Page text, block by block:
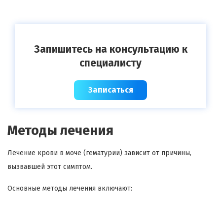
Запишитесь на консультацию к
специалисту
Записаться
Методы лечения
Лечение крови в моче (гематурии) зависит от причины,
вызвавшей этот симптом.
Основные методы лечения включают: